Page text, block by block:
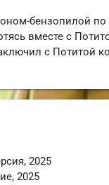
бензопилой
вместе с
с Потитой
,2025
,2025